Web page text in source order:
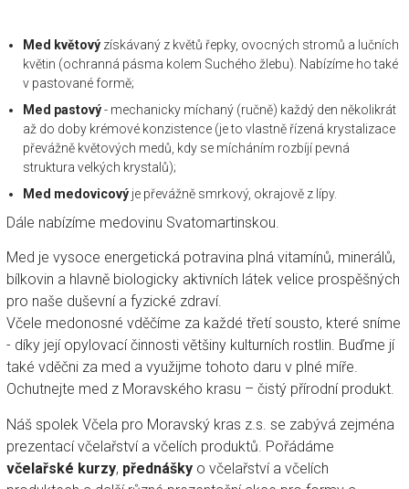
Med květovýzískávaný z květů řepky, ovocných stromů a lučních
květin (ochranná pásma kolem Suchého žlebu). Nabízíme ho také
v pastované formě;
Med pastový- mechanicky míchaný (ručně) každý den několikrát
až do doby krémové konzistence (je to vlastně řízená krystalizace
převážně květových medů, kdy se mícháním rozbíjí pevná
struktura velkých krystalů);
Med medovicovýje převážně smrkový, okrajově z lípy.
Dále nabízíme medovinu Svatomartinskou.
Med je vysoce energetická potravina plná vitamínů, minerálů,
bílkovin a hlavně biologicky aktivních látek velice prospěšných
pro naše duševní a fyzické zdraví.
Včele medonosné vděčíme za každé třetí sousto, které sníme
- díky její opylovací činnosti většiny kulturních rostlin. Buďme jí
také vděčni za med a využijme tohoto daru v plné míře.
Ochutnejte med z Moravského krasu – čistý přírodní produkt.
Náš spolek Včela pro Moravský kras z.s. se zabývá zejména
prezentací včelařství a včelích produktů. Pořádáme
včelařské kurzy, přednáškyo včelařství a včelích